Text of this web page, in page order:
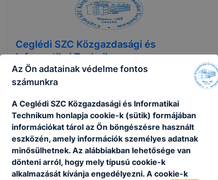
Ceglédi SZC Közgazdasági és
Informatikai Technikum
505-092 (igazgatóhelyettesek); 06-
53-505-094 (gazdasági iroda)
Központi
ügyfélszolgálat
06-53-505-090 (porta); 06-
70-197-6390 (titkárság)
Az Ön adatainak védelme fontos
számunkra
A Ceglédi SZC Közgazdasági és Informatikai
Technikum honlapja cookie-k (sütik) formájában
információkat tárol az Ön böngészésre használt
eszközén, amely információk személyes adatnak
minősülhetnek. Az alábbiakban lehetősége van
dönteni arról, hogy mely típusú cookie-k
alkalmazását kívánja engedélyezni. A cookie-k